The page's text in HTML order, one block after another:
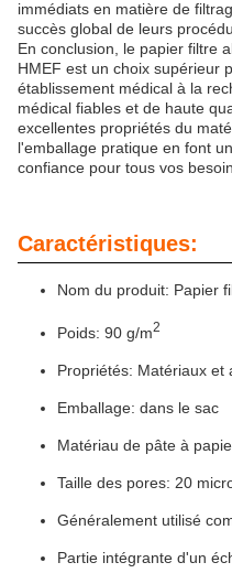
immédiats en matière de
succès global de leurs
En conclusion, le papier filtre
HMEF est un choix supérieur
établissement médical à la
médical fiables et de haute
excellentes propriétés du
l'emballage pratique en font
confiance pour tous vos
Caractéristiques:
Nom du produit: Papier
Poids: 90 g/m2
Propriétés: Matériaux et
Emballage: dans le sac
Matériau de pâte à
Taille des pores: 20
Généralement utilisé
Partie intégrante d'un